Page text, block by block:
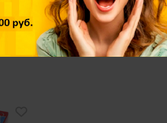
В наличии:2 шт.
- +